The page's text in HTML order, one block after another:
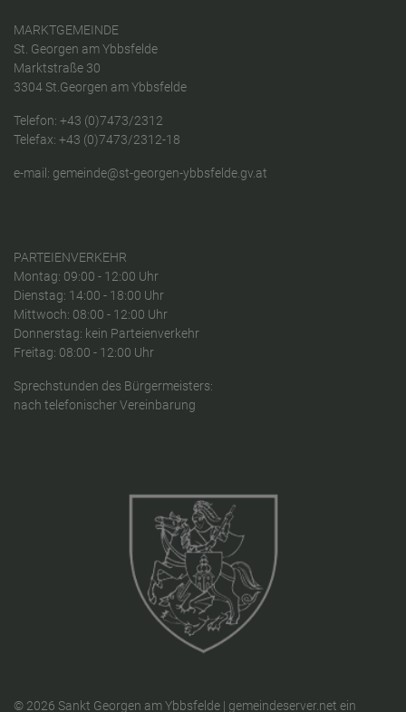
MARKTGEMEINDE
St. Georgen am Ybbsfelde
Marktstraße 30
3304 St.Georgen am Ybbsfelde
Telefon: +43 (0)7473/2312
Telefax: +43 (0)7473/2312-18
e-mail: gemeinde@st-georgen-ybbsfelde.gv.at
PARTEIENVERKEHR
Montag: 09:00 - 12:00 Uhr
Dienstag: 14:00 - 18:00 Uhr
Mittwoch: 08:00 - 12:00 Uhr
Donnerstag: kein Parteienverkehr
Freitag: 08:00 - 12:00 Uhr
Sprechstunden des Bürgermeisters:
nach telefonischer Vereinbarung
© 2026 Sankt Georgen am Ybbsfelde | gemeindeserver.net ein